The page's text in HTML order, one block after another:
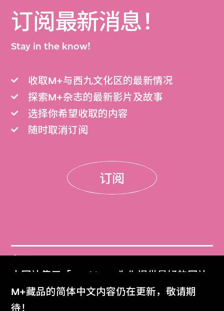
本网站使用「Cookies」为你提供最好的网站
体验。
了解更多
M+藏品的简体中文内容仍在更新，敬请期
待！
订阅最新消息！
Stay in the know!
收取M+与西九文化区的最新情况
探索M+杂志的最新影片及故事
选择你希望收取的内容
随时取消订阅
订阅
门票
Get Tickets